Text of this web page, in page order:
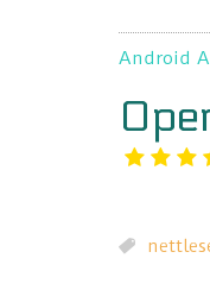
Android